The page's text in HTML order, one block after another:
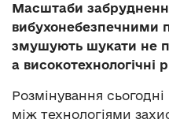
Масштаби
змушують шукати не
а високотехнологічні
Розмінування
між технологіями